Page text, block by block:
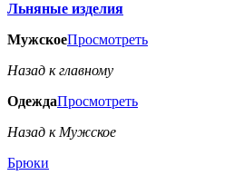
Льняные изделия
МужскоеПросмотреть
Назад к главному
ОдеждаПросмотреть
Назад к Мужское
Брюки